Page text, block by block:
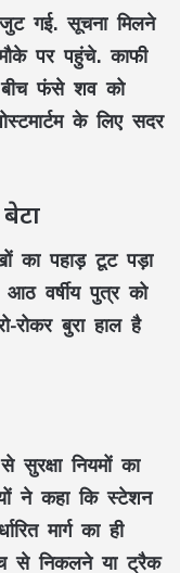
गई. सूचना मिलने
पर पहुंचे. काफी
फंसे शव को
के लिए सदर
का पहाड़ टूट पड़ा
वर्षीय पुत्र को
रोकर बुरा हाल है
नियमों का
ने कहा कि स्टेशन
मार्ग का ही
से निकलने या ट्रैक